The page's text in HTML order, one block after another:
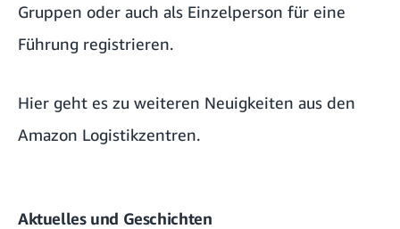
Gruppen oder auch als Einzelperson für eine
Führung registrieren.
Hier geht es zu weiteren Neuigkeiten aus den
Amazon Logistikzentren.
Aktuelles und Geschichten